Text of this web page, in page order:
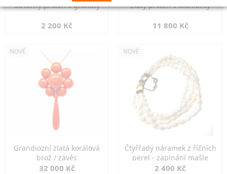
Stříbrný prsten s granáty
2 200 Kč
Zlatý prsten s diamanty
11 800 Kč
NOVÉ
Grandiozní zlatá korálová
brož / závěs
32 000 Kč
NOVÉ
Čtyřřadý náramek z říčních
perel - zapínání mašle
2 400 Kč